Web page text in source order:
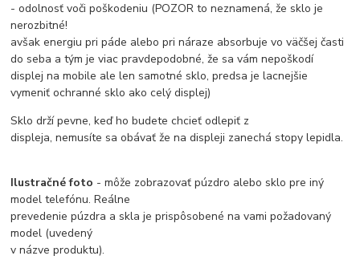
- odolnosť voči poškodeniu (POZOR to neznamená, že sklo je
nerozbitné!
avšak energiu pri páde alebo pri náraze absorbuje vo väčšej časti
do seba a tým je viac pravdepodobné, že sa vám nepoškodí
displej na mobile ale len samotné sklo, predsa je lacnejšie
vymeniť ochranné sklo ako celý displej)
Sklo drží pevne, keď ho budete chcieť odlepiť z
displeja, nemusíte sa obávať že na displeji zanechá stopy lepidla.
Ilustračné foto - môže zobrazovať púzdro alebo sklo pre iný
model telefónu. Reálne
prevedenie púzdra a skla je prispôsobené na vami požadovaný
model (uvedený
v názve produktu).